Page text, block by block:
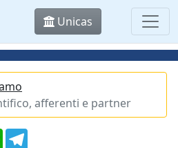
Unicas
afferenti e partner
WhatsApp